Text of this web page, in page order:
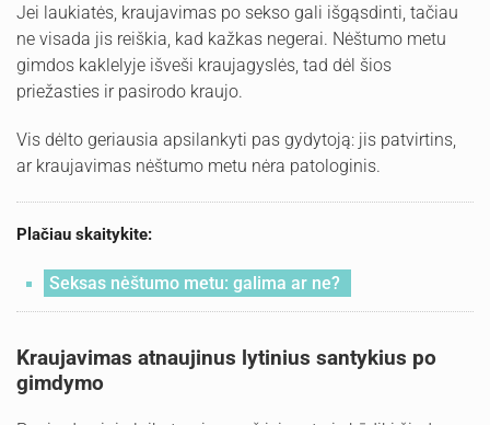
Jei laukiatės, kraujavimas po sekso gali išgąsdinti, tačiau
ne visada jis reiškia, kad kažkas negerai. Nėštumo metu
gimdos kaklelyje išveši kraujagyslės, tad dėl šios
priežasties ir pasirodo kraujo.
Vis dėlto geriausia apsilankyti pas gydytoją: jis patvirtins,
ar kraujavimas nėštumo metu nėra patologinis.
Plačiau skaitykite:
Seksas nėštumo metu: galima ar ne?
Kraujavimas atnaujinus lytinius santykius po
gimdymo